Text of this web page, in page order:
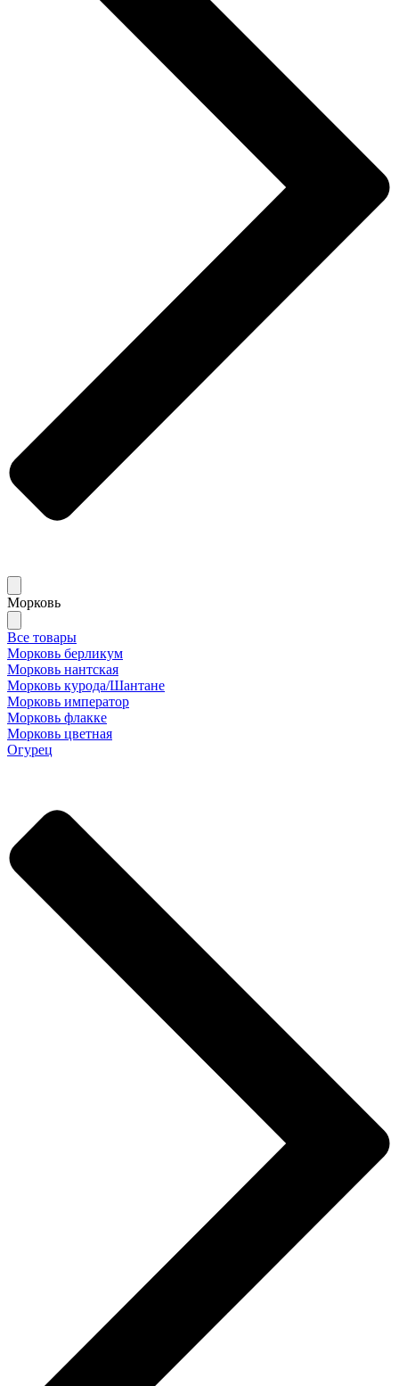
Морковь
Все товары
Морковь берликум
Морковь нантская
Морковь курода/Шантане
Морковь император
Морковь флакке
Морковь цветная
Огурец